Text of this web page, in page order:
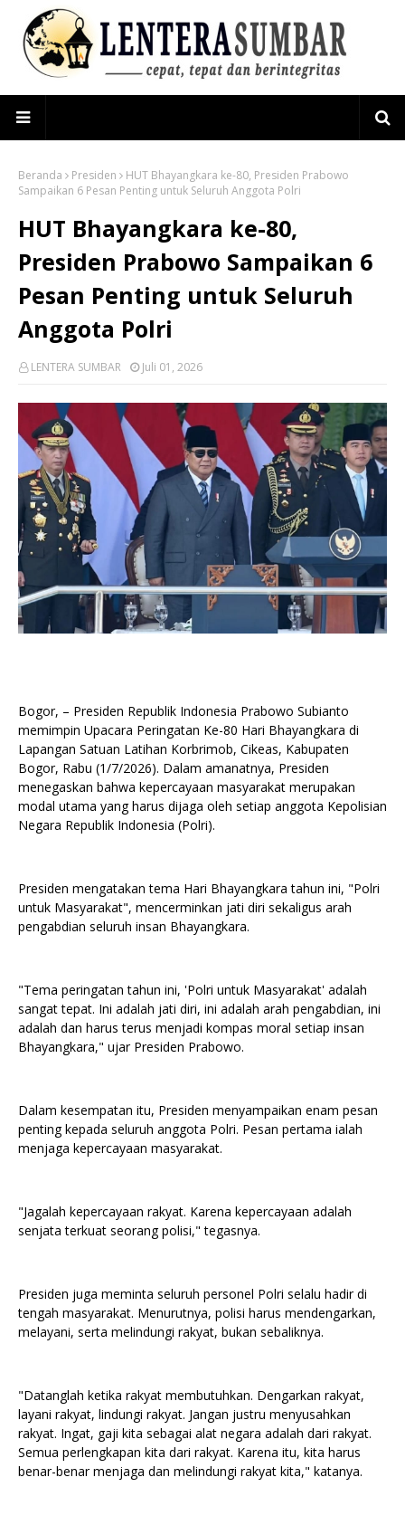
Beranda Presiden
HUT Bhayangkara ke-80, Presiden Prabowo
Sampaikan 6 Pesan Penting untuk Seluruh Anggota Polri
HUT Bhayangkara ke-80,
Presiden Prabowo Sampaikan 6
Pesan Penting untuk Seluruh
Anggota Polri
LENTERA SUMBAR Juli 01, 2026
Bogor, – Presiden Republik Indonesia Prabowo Subianto
memimpin Upacara Peringatan Ke-80 Hari Bhayangkara di
Lapangan Satuan Latihan Korbrimob, Cikeas, Kabupaten
Bogor, Rabu (1/7/2026). Dalam amanatnya, Presiden
menegaskan bahwa kepercayaan masyarakat merupakan
modal utama yang harus dijaga oleh setiap anggota Kepolisian
Negara Republik Indonesia (Polri).
Presiden mengatakan tema Hari Bhayangkara tahun ini, "Polri
untuk Masyarakat", mencerminkan jati diri sekaligus arah
pengabdian seluruh insan Bhayangkara.
"Tema peringatan tahun ini, 'Polri untuk Masyarakat' adalah
sangat tepat. Ini adalah jati diri, ini adalah arah pengabdian, ini
adalah dan harus terus menjadi kompas moral setiap insan
Bhayangkara," ujar Presiden Prabowo.
Dalam kesempatan itu, Presiden menyampaikan enam pesan
penting kepada seluruh anggota Polri. Pesan pertama ialah
menjaga kepercayaan masyarakat.
"Jagalah kepercayaan rakyat. Karena kepercayaan adalah
senjata terkuat seorang polisi," tegasnya.
Presiden juga meminta seluruh personel Polri selalu hadir di
tengah masyarakat. Menurutnya, polisi harus mendengarkan,
melayani, serta melindungi rakyat, bukan sebaliknya.
"Datanglah ketika rakyat membutuhkan. Dengarkan rakyat,
layani rakyat, lindungi rakyat. Jangan justru menyusahkan
rakyat. Ingat, gaji kita sebagai alat negara adalah dari rakyat.
Semua perlengkapan kita dari rakyat. Karena itu, kita harus
benar-benar menjaga dan melindungi rakyat kita," katanya.